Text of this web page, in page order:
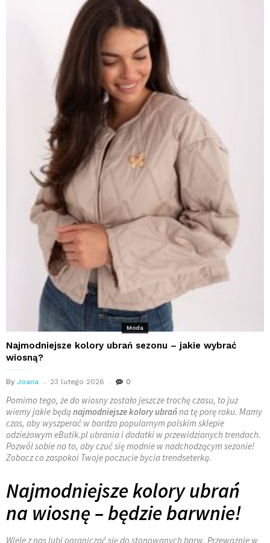
Moda
Najmodniejsze kolory ubrań sezonu – jakie wybrać
wiosną?
By Joana 23 lutego 2026 0
Pomimo tego, że do wiosny zostało jeszcze trochę czasu, to już
wiemy jakie będąnajmodniejsze kolory ubrańna tę porę roku. Mamy
czas, aby wyszperać w bardzo popularnym polskim sklepie
odzieżowym eButik.pl ubrania i dodatki w przewidzianych trendach.
Pozwól sobie na to, aby czuć się modnie w nadchodzącym sezonie!
Zobacz co zaspokoi Twoje poczucie bycia trendseterką.
Najmodniejsze kolory ubrań
na wiosnę – będzie barwnie!
Wiele z nas lubi ograniczać się do stonowanych barw. Przeważnie w